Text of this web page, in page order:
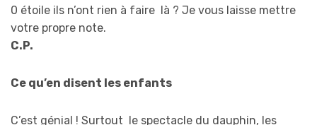
0 étoile ils n’ont rien à faire là ? Je vous laisse mettre
votre propre note.
C.P.
Ce qu’en disent les enfants
C’est génial ! Surtout le spectacle du dauphin, les